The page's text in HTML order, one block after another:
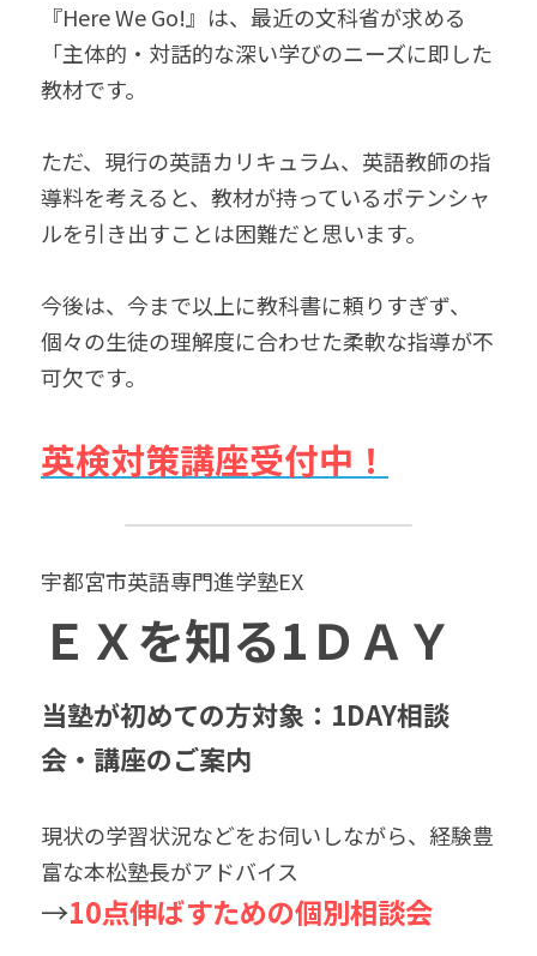
『Here We Go!』は、最近の文科省が求める
「主体的・対話的な深い学びのニーズに即した
教材です。
ただ、現行の英語カリキュラム、英語教師の指
導料を考えると、教材が持っているポテンシャ
ルを引き出すことは困難だと思います。
今後は、今まで以上に教科書に頼りすぎず、
個々の生徒の理解度に合わせた柔軟な指導が不
可欠です。
英検対策講座受付中！
宇都宮市英語専門進学塾EX
ＥＸを知る1ＤＡＹ
当塾が初めての方対象：1DAY相談
会・講座のご案内
現状の学習状況などをお伺いしながら、経験豊
富な本松塾長がアドバイス
→10点伸ばすための個別相談会